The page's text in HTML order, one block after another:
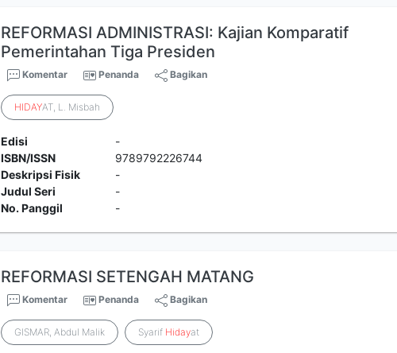
REFORMASI ADMINISTRASI: Kajian Komparatif
Pemerintahan Tiga Presiden
Komentar Penanda Bagikan
HIDAYAT, L. Misbah
Edisi
-
ISBN/ISSN
9789792226744
Deskripsi Fisik
-
Judul Seri
-
No. Panggil
-
REFORMASI SETENGAH MATANG
Komentar Penanda Bagikan
GISMAR, Abdul Malik Syarif Hidayat